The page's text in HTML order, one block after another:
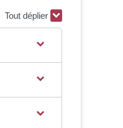
Tout déplier